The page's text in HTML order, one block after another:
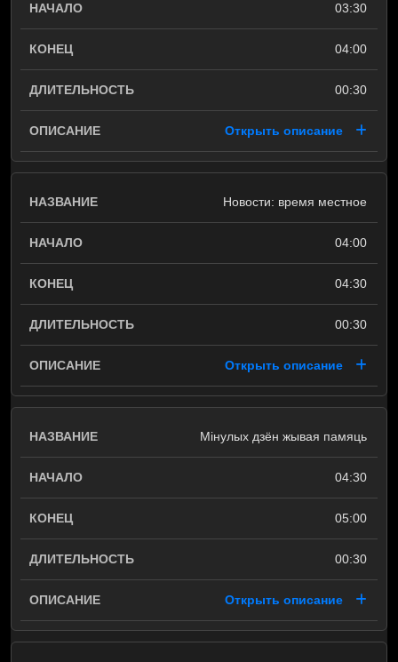
03:30
04:00
00:30
Открыть описание
Новости: время местное
04:00
04:30
00:30
Открыть описание
Мінулых дзён жывая памяць
04:30
05:00
00:30
Открыть описание